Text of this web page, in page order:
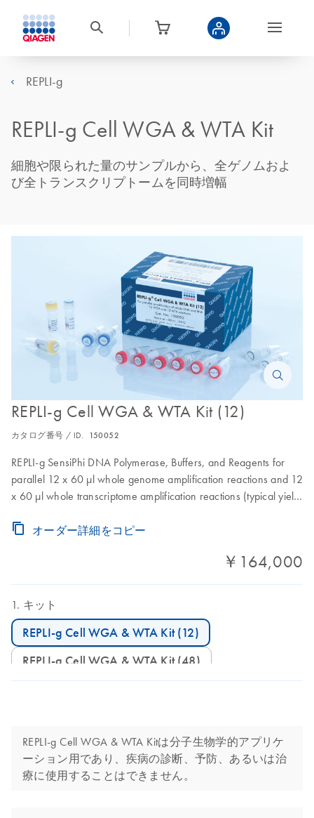
REPLI-g
REPLI-g Cell WGA & WTA Kit
細胞や限られた量のサンプルから、全ゲノムおよ
び全トランスクリプトームを同時増幅
REPLI-g Cell WGA & WTA Kit (12)
カタログ番号 / ID. 150052
REPLI-g SensiPhi DNA Polymerase, Buffers, and Reagents for
parallel 12 x 60 µl whole genome amplification reactions and 12
x 60 µl whole transcriptome amplification reactions (typical yield:
オーダー詳細をコピー
￥164,000
キット
REPLI-g Cell WGA & WTA Kit (12)
REPLI-g Cell WGA & WTA Kit (48)
REPLI-g Cell WGA & WTA Kitは分子生物学的アプリケ
ーション用であり、疾病の診断、予防、あるいは治
療に使用することはできません。